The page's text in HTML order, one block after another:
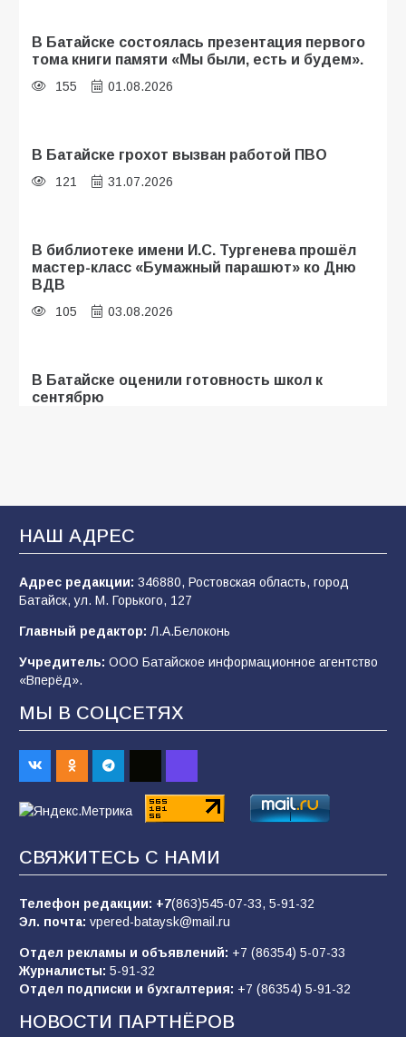
В Батайске состоялась презентация первого
тома книги памяти «Мы были, есть и будем».
155 01.08.2026
В Батайске грохот вызван работой ПВО
121 31.07.2026
В библиотеке имени И.С. Тургенева прошёл
мастер-класс «Бумажный парашют» ко Дню
ВДВ
105 03.08.2026
В Батайске оценили готовность школ к
сентябрю
Батайские школьники стали частью
образовательного кластера
93 05.08.2026
деле происходит в армии России в августе
2026 года
93 03.08.2026
пропагандистский вброс
«Слухами Москву не возьмёшь»: почему
заявления Киева о мобилизации — это
отчаяние, а не разведка
79 02.08.2026
НАШ АДРЕС
Адрес редакции: 346880, Ростовская область, город
Батайск, ул. М. Горького, 127
Главный редактор: Л.А.Белоконь
Учредитель: ООО Батайское информационное агентство
«Вперёд».
МЫ В СОЦСЕТЯХ
СВЯЖИТЕСЬ С НАМИ
Телефон редакции: +7(863)545-07-33, 5-91-32
Эл. почта: vpered-bataysk@mail.ru
Отдел рекламы и объявлений: +7 (86354) 5-07-33
Журналисты: 5-91-32
Отдел подписки и бухгалтерия: +7 (86354) 5-91-32
НОВОСТИ ПАРТНЁРОВ